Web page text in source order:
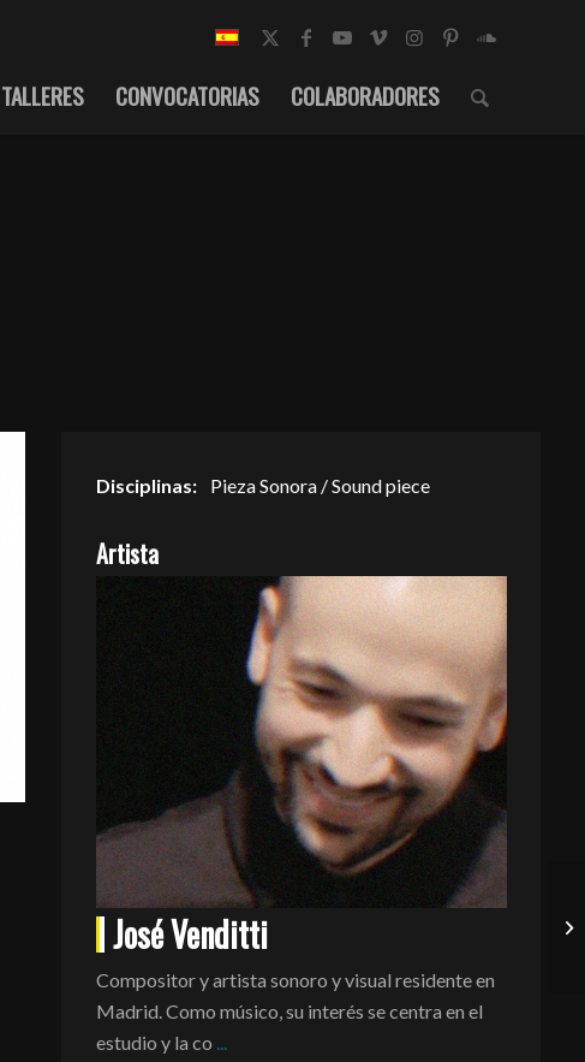
TALLERES CONVOCATORIAS COLABORADORES
Disciplinas: Pieza Sonora / Sound piece
Artista
José Venditti
Compositor y artista sonoro y visual residente en
Madrid. Como músico, su interés se centra en el
estudio y la co ...